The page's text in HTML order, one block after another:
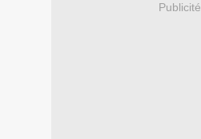
Publicité